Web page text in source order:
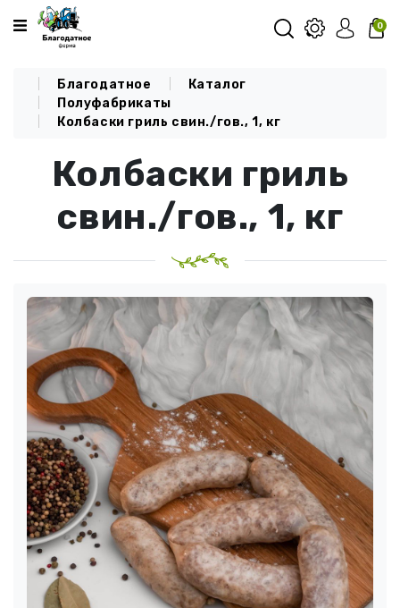
Категории
О КОМПАНИИ
КАТАЛОГ
ДОСТАВКА И ОПЛАТА
0
Благодатное
Каталог
Полуфабрикаты
Колбаски гриль свин./гов., 1, кг
Колбаски гриль
свин./гов., 1, кг